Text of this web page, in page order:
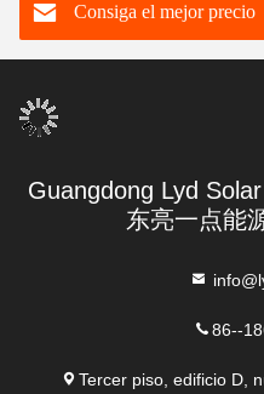
Consiga el mejor precio
Guangdong Lyd
东亮一点能
86--
Tercer piso, edificio D,